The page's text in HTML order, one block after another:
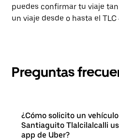
puedes confirmar tu viaje
un viaje desde o hasta el
Preguntas
¿Cómo solicito un
Santiaguito Tlalcilalcalli
app de Uber?